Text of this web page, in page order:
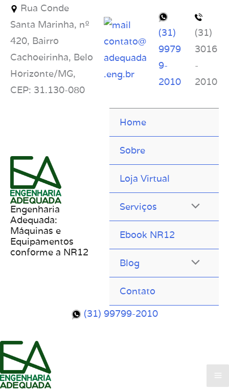
Rua Conde
Santa Marinha, nº
420, Bairro
Cachoeirinha, Belo
Horizonte/MG,
CEP: 31.130-080
contato@
adequada
.eng.br
(31)
9979
9-
2010
(31)
3016
-
2010
Engenharia
Adequada:
Máquinas e
Equipamentos
conforme a NR12
Home
Sobre
Loja Virtual
Serviços
Ebook NR12
Blog
Contato
(31) 99799-2010